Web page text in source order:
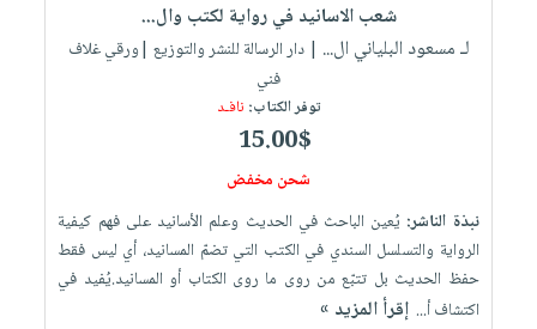
شعب الاسانيد في رواية لكتب وال...
لـ مسعود البلياني ال... | دار الرسالة للنشر والتوزيع |ورقي غلاف
فني
توفر الكتاب: نافـد
15.00$
شحن مخفض
نبذة الناشر: يُعين الباحث في الحديث وعلم الأسانيد على فهم كيفية
الرواية والتسلسل السندي في الكتب التي تضمّ المسانيد، أي ليس فقط
حفظ الحديث بل تتبّع من روى ما روى الكتاب أو المسانيد.يُفيد في
اكتشاف أ... إقرأ المزيد »